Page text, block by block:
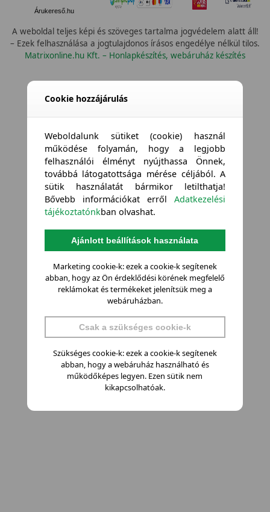
Árukereső.hu
A weboldal teljes képi és szöveges tartalma jogvédelem alatt áll!
– Ezek felhasználása a jogtulajdonos írásos engedélye nélkül tilos.
Matrixonline.hu Kft. – Honlapkészítés, webáruház készítés
Cookie hozzájárulás
Weboldalunk sütiket (cookie) használ
működése folyamán, hogy a legjobb
felhasználói élményt nyújthassa Önnek,
továbbá látogatottsága mérése céljából. A
sütik használatát bármikor letilthatja!
Bővebb információkat errőlAdatkezelési
tájékoztatónkban olvashat.
Ajánlott beállítások használata
Marketing cookie-k: ezek a cookie-k segítenek
abban, hogy az Ön érdeklődési körének megfelelő
reklámokat és termékeket jelenítsük meg a
webáruházban.
Csak a szükséges cookie-k
Szükséges cookie-k: ezek a cookie-k segítenek
abban, hogy a webáruház használható és
működőképes legyen. Ezen sütik nem
kikapcsolhatóak.